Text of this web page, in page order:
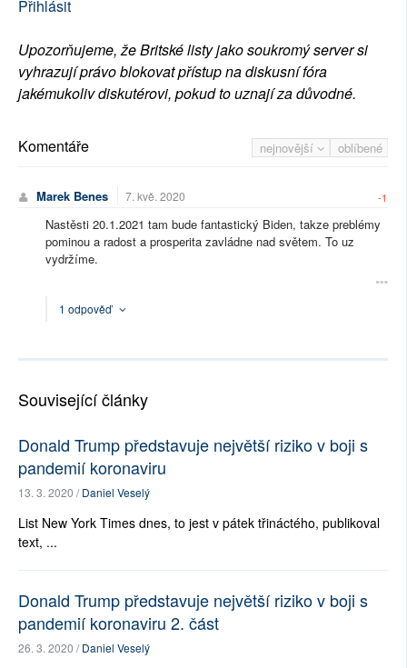
Přihlásit
Upozorňujeme, že Britské listy jako soukromý server si
vyhrazují právo blokovat přístup na diskusní fóra
jakémukoliv diskutérovi, pokud to uznají za důvodné.
nejnovější oblíbené
Komentáře
Marek Benes 7. kvě. 2020 -1
Nastěsti 20.1.2021 tam bude fantastický Biden, takze preblémy
pominou a radost a prosperita zavládne nad světem. To uz
vydržíme.
1 odpověď
Související články
Donald Trump představuje největší riziko v boji s
pandemií koronaviru
13. 3. 2020 /Daniel Veselý
List New York Times dnes, to jest v pátek třináctého, publikoval
text, ...
Donald Trump představuje největší riziko v boji s
pandemií koronaviru 2. část
26. 3. 2020 /Daniel Veselý